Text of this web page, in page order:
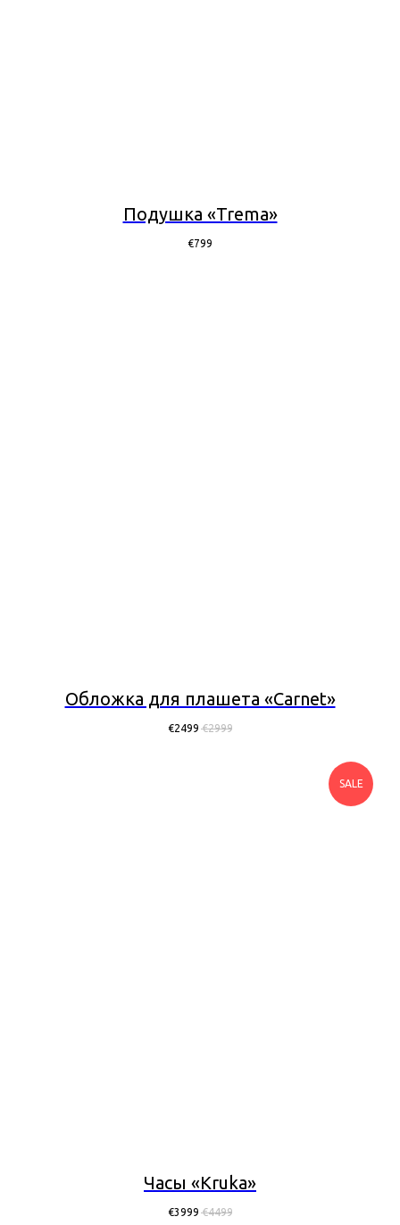
Подушка «Trema»
€799
Обложка для плашета «Carnet»
€2499 €2999
SALE
Часы «Kruka»
€3999 €4499